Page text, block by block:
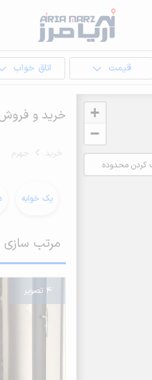
قیمت اتاق خواب
+
−
کردن محدوده
خرید و فروش
خرید جهرم
یک خوابه
مرتب سازی
4 تصویر